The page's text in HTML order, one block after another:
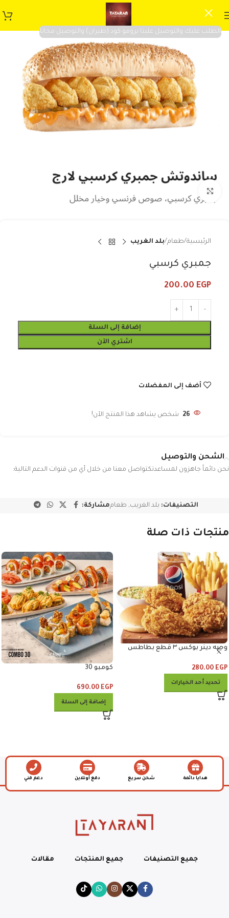
الطلب عليك والتوصيل علينا برومو كود (طيران) والتوصيل مجانا
الرئيسية طعام بلد الغريب
جمبري كرسبي
200.00 EGP
إضافة إلى السلة
اشتري الآن
أضف إلى المفضلات
26 شخص يشاهد هذا المنتج الآن!
الشحن والتوصيل
نحن دائماً جاهزون لمساعدتكتواصل معنا من خلال أي من قنوات الدعم التالية:
التصنيفات: بلد الغريب, طعاممشاركة:
منتجات ذات صلة
وجبه دينر بوكس ٣ قطع بطاطس
280.00 EGP
تحديد أحد الخيارات
كومبو 30
690.00 EGP
إضافة إلى السلة
هدايا دائمة شحن سريع دفع أونلاين دعم فني
جميع التصنيفات جميع المنتجات مقالات